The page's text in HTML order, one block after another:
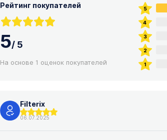
Рейтинг покупателей
5/5
На основе 1 оценок покупателей
Filterix
06.07.2025